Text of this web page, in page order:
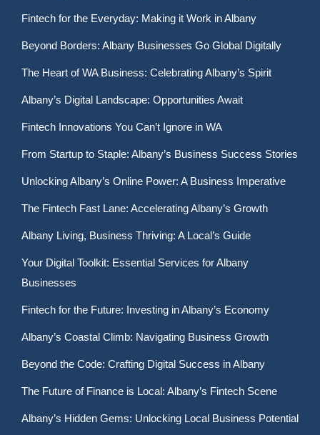
Fintech for the Everyday: Making it Work in Albany
Beyond Borders: Albany Businesses Go Global Digitally
The Heart of WA Business: Celebrating Albany’s Spirit
Albany’s Digital Landscape: Opportunities Await
Fintech Innovations You Can’t Ignore in WA
From Startup to Staple: Albany’s Business Success Stories
Unlocking Albany’s Online Power: A Business Imperative
The Fintech Fast Lane: Accelerating Albany’s Growth
Albany Living, Business Thriving: A Local’s Guide
Your Digital Toolkit: Essential Services for Albany
Businesses
Fintech for the Future: Investing in Albany’s Economy
Albany’s Coastal Climb: Navigating Business Growth
Beyond the Code: Crafting Digital Success in Albany
The Future of Finance is Local: Albany’s Fintech Scene
Albany’s Hidden Gems: Unlocking Local Business Potential